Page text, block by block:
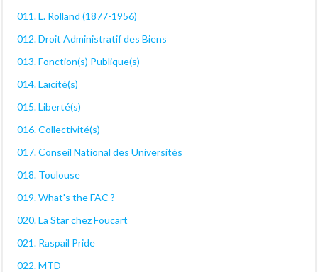
011. L. Rolland (1877-1956)
012. Droit Administratif des Biens
013. Fonction(s) Publique(s)
014. Laïcité(s)
015. Liberté(s)
016. Collectivité(s)
017. Conseil National des Universités
018. Toulouse
019. What's the FAC ?
020. La Star chez Foucart
021. Raspail Pride
022. MTD